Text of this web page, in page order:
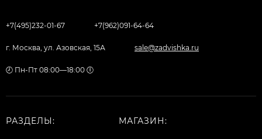
+7(495)232-01-67 +7(962)091-64-64
г. Москва, ул. Азовская, 15А sale@zadvishka.ru
🕗 Пн-Пт 08:00—18:00 🕕
РАЗДЕЛЫ: МАГАЗИН: